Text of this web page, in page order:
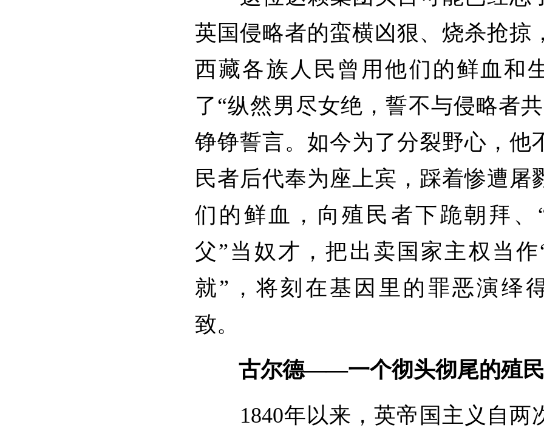
英国侵略者的蛮横凶狠、烧杀抢掠
西藏各族人民曾用他们的鲜血和
了“纵然男尽女绝，誓不与侵略者
铮铮誓言。如今为了分裂野心，他
民者后代奉为座上宾，踩着惨遭屠
们的鲜血，向殖民者下跪朝拜、
父”当奴才，把出卖国家主权当作
就”，将刻在基因里的罪恶演绎
致。
古尔德——一个彻头彻尾的殖
1840年以来，英帝国主义自两